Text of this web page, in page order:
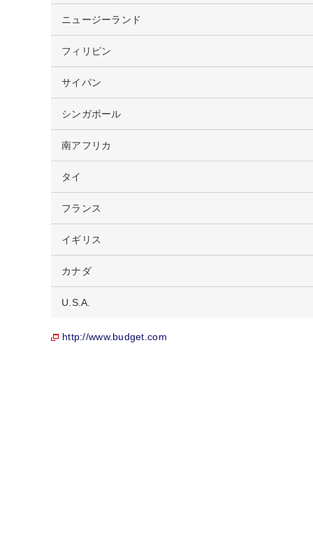
ニュージーランド
フィリピン
サイパン
シンガポール
南アフリカ
タイ
フランス
イギリス
カナダ
U.S.A.
http://www.budget.com